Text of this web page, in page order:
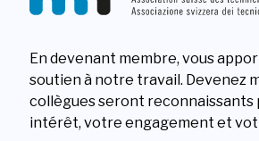
En devenant membre, vous
soutien à notre travail. Devenez
collègues seront reconnaissants
intérêt, votre engagement et